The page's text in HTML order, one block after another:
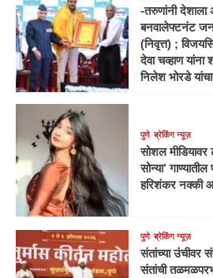
-तरुणांनी देशाला
बनवालेफ्टनंट
(निवृत्त) ;
देवा चव्हाण यांना
निलेश भोरडे
पुणे ब्रेकिंग न्यूज़
सोशल मीडियावर
सोन्या’
हरिशंकर नक्की
पुणे ब्रेकिंग न्यूज़
संतांच्या उंचीवर
संतांची